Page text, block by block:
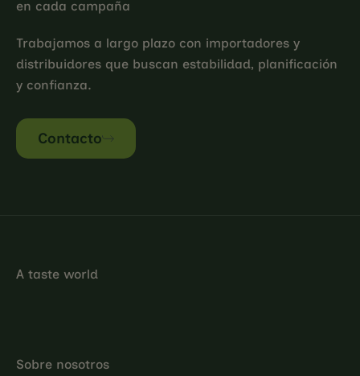
en cada campaña
Trabajamos a largo plazo con importadores y
distribuidores que buscan estabilidad, planificación
y confianza.
Contacto
A taste world
Sobre nosotros